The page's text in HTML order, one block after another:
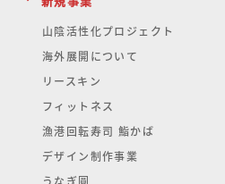
山陰活性化プロジェクト
海外展開について
リースキン
フィットネス
漁港回転寿司 鮨かば
デザイン制作事業